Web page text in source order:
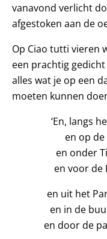
vanavond verlicht
afgestoken aan de
Op Ciao tutti vieren
een prachtig
alles wat je op een
moeten kunnen
‘En, langs
en op de
en onder
en voor de
en uit het
en in de
en door de